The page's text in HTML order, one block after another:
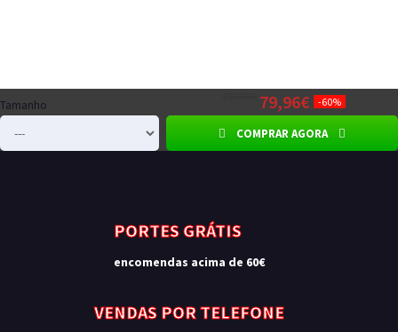
Tamanho 79,96€ -60%
COMPRAR AGORA
PORTES GRÁTIS
encomendas acima de 60€
VENDAS POR TELEFONE